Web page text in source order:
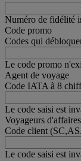
Numéro de fidélité
Code promo
Codes qui
Le code promo
Agent de voyage
Code IATA à 8
Le code saisi est
Voyageurs d'affaires
Code client
Le code saisi est